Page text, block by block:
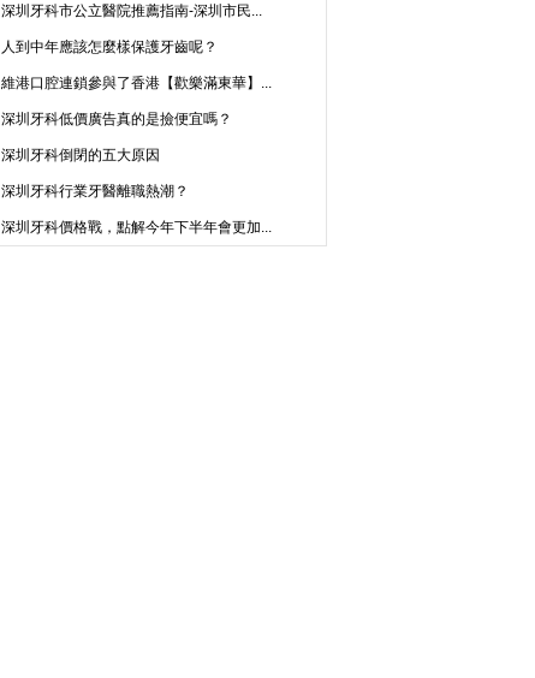
深圳牙科市公立醫院推薦指南-深圳市民...
人到中年應該怎麼樣保護牙齒呢？
維港口腔連鎖參與了香港【歡樂滿東華】...
深圳牙科低價廣告真的是撿便宜嗎？
深圳牙科倒閉的五大原因
深圳牙科行業牙醫離職熱潮？
深圳牙科價格戰，點解今年下半年會更加...